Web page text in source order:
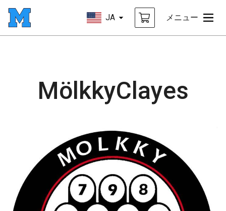
JA メニュー
MölkkyClayes